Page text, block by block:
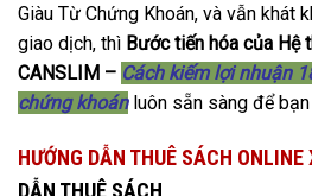
Giàu Từ Chứng Khoán, và vẫn khát
giao dịch, thì Bước tiến hóa của Hệ
CANSLIM – Cách kiếm lợi nhuận
chứng khoánluôn sẵn sàng để
HƯỚNG DẪN THUÊ SÁCH